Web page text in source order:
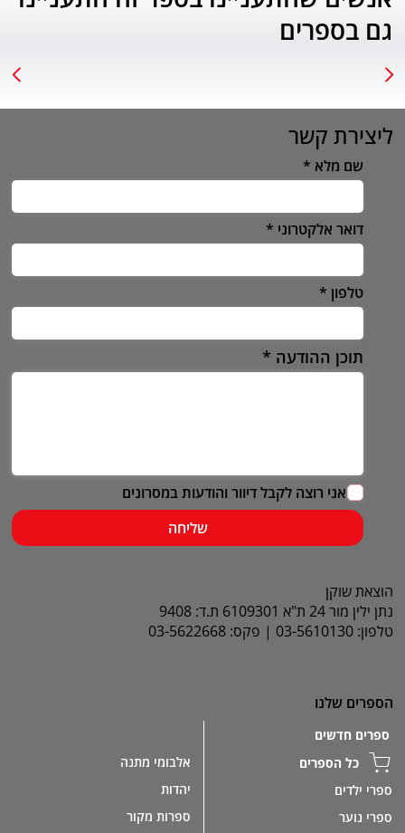
גם בספרים
ליצירת קשר
שם מלא
דואר אלקטרוני
טלפון
תוכן ההודעה
אני רוצה לקבל דיוור והודעות במסרונים
שליחה
הוצאת שוקן
נתן ילין מור 24 ת"א 6109301 ת.ד: 9408
טלפון: 03-5610130 | פקס: 03-5622668
הספרים שלנו
ספרים חדשים
כל הספרים
ספרי ילדים
ספרי נוער
אלבומי מתנה
יהדות
ספרות מקור